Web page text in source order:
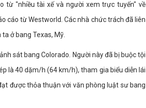
từ "nhiều tài xế và người xem trực tuyến" về
cáo từ Westworld. Các nhà chức trách đã liên
ở bang Texas, Mỹ.
sát bang Colorado. Người này đã bị buộc tội
là 40 dặm/h (64 km/h), tham gia biểu diễn lái
được thỏa thuận với văn phòng luật sư bang